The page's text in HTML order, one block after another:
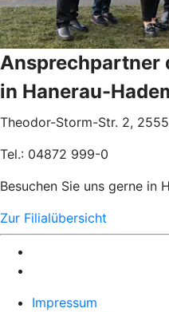
Ansprechpartner
in Hanerau-
Theodor-Storm-Str. 2,
Tel.: 04872 999-0
Besuchen Sie uns gerne in
Zur Filialübersicht
Impressum